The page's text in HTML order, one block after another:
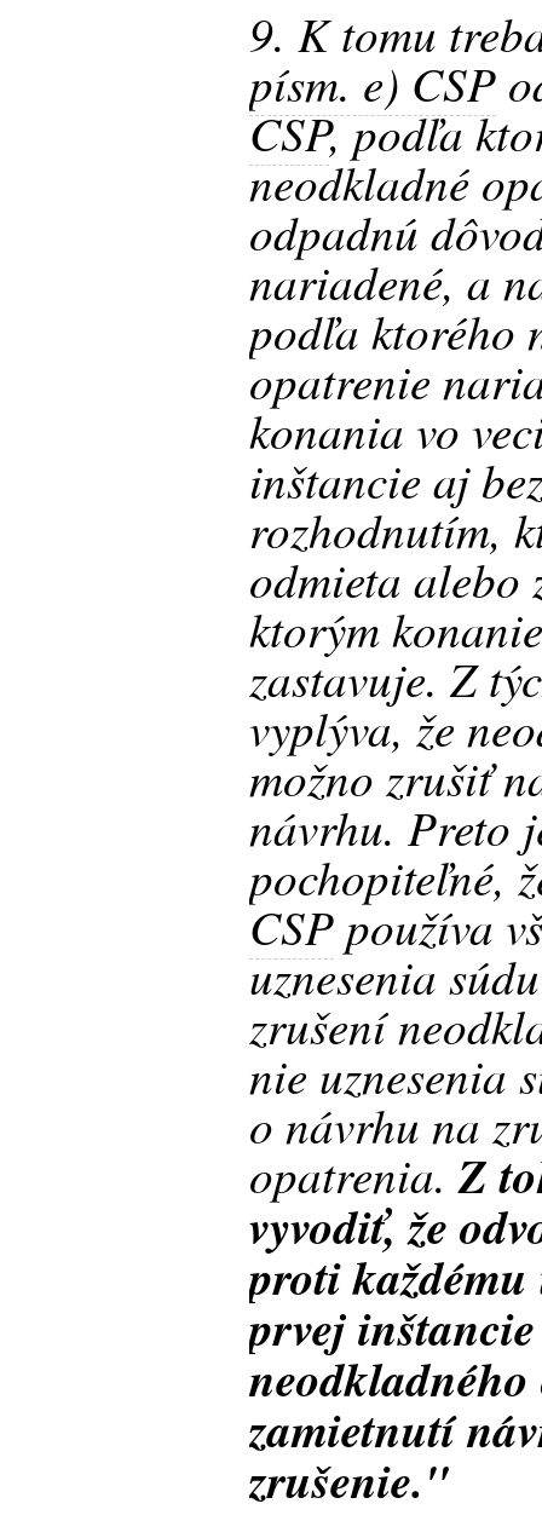
9. K tomu
písm. e) CSP
CSP, podľa
neodkladné
odpadnú
nariadené, a
podľa ktorého
opatrenie
konania vo
inštancie aj
rozhodnutím,
odmieta alebo
ktorým
zastavuje. Z
vyplýva, že
možno zrušiť
návrhu. Preto
pochopiteľné,
CSP používa
uznesenia
zrušení
nie uznesenia
o návrhu na
opatrenia. Z
vyvodiť, že
proti
prvej
zamietnutí
zrušenie."